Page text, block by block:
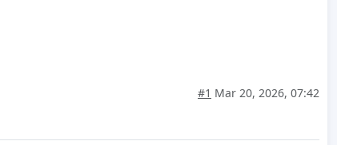
#1 Mar 20, 2026, 07:42